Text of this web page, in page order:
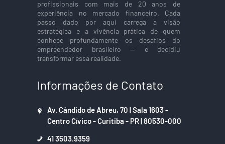
profissionais com mais de 20 anos de
experiência no mercado financeiro. Cada
passo dado por aqui carrega a visão
estratégica e a vivência prática de quem
conhece profundamente os desafios do
empreendedor brasileiro — e decidiu
transformar essa realidade.
Informações de Contato
Av. Cândido de Abreu, 70 | Sala 1603 -
Centro Cívico - Curitiba - PR | 80530-000
41 3503.9359